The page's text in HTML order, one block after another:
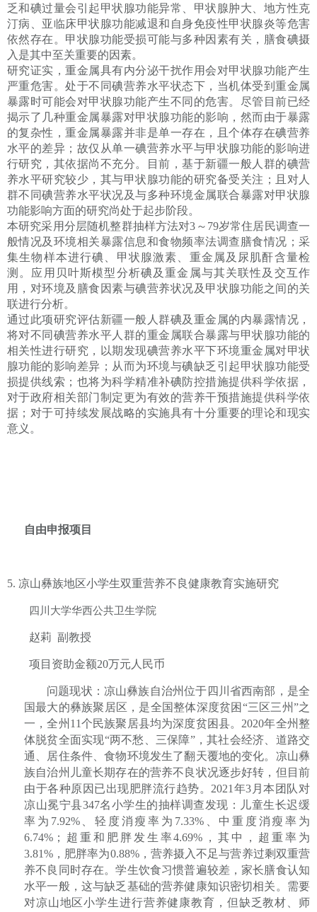
乏和碘过量会引起甲状腺功能异常、甲状腺肿大、地方性克
汀病、亚临床甲状腺功能减退和自身免疫性甲状腺炎等危害
依然存在。甲状腺功能受损可能与多种因素有关，膳食碘摄
入是其中至关重要的因素。
研究证实，重金属具有内分泌干扰作用会对甲状腺功能产生
严重危害。处于不同碘营养水平状态下，当机体受到重金属
暴露时可能会对甲状腺功能产生不同的危害。尽管目前已经
揭示了几种重金属暴露对甲状腺功能的影响，然而由于暴露
的复杂性，重金属暴露并非是单一存在，且个体存在碘营养
水平的差异；故仅从单一碘营养水平与甲状腺功能的影响进
行研究，其依据尚不充分。目前，基于新疆一般人群的碘营
养水平研究较少，其与甲状腺功能的研究备受关注；且对人
群不同碘营养水平状况及与多种环境金属联合暴露对甲状腺
功能影响方面的研究尚处于起步阶段。
本研究采用分层随机整群抽样方法对3 ～ 79岁常住居民调查一
般情况及环境相关暴露信息和食物频率法调查膳食情况；采
集生物样本进行碘、甲状腺激素、重金属及尿肌酐含量检
测。应用贝叶斯模型分析碘及重金属与其关联性及交互作
用，对环境及膳食因素与碘营养状况及甲状腺功能之间的关
联进行分析。
通过此项研究评估新疆一般人群碘及重金属的内暴露情况，
将对不同碘营养水平人群的重金属联合暴露与甲状腺功能的
相关性进行研究，以期发现碘营养水平下环境重金属对甲状
腺功能的影响差异；从而为环境与碘缺乏引起甲状腺功能受
损提供线索；也将为科学精准补碘防控措施提供科学依据，
对于政府相关部门制定更为有效的营养干预措施提供科学依
据 ；对于可持续发展战略的实施具有十分重要的理论和现实
意义。
自由申报项目
5. 凉山彝族地区小学生双重营养不良健康教育实施研究
四川大学华西公共卫生学院
赵莉 副教授
项目资助金额20万元人民币
问题现状：凉山彝族自治州位于四川省西南部，是全
国最大的彝族聚居区，是全国整体深度贫困 “三区三州”之
一，全州 11个民族聚居县均为深度贫困县。 2020年全州整
体脱贫全面实现“两不愁、三保障”，其社会经济、道路交
通、居住条件、食物环境发生了翻天覆地的变化。凉山彝
族自治州儿童长期存在的营养不良状况逐步好转，但目前
由于各种原因已出现肥胖流行趋势。 2021 年3 月本团队对
凉山冕宁县347名小学生的抽样调查发现：儿童生长迟缓
率为 7.92%、轻度消瘦率为 7.33%、中重度消瘦率为
6.74% ；超重和肥胖发生率4.69% ，其中，超重率为
3.81% ，肥胖率为0.88%，营养摄入不足与营养过剩双重营
养不良同时存在。学生饮食习惯普遍较差，家长膳食认知
水平一般，这与缺乏基础的营养健康知识密切相关。需要
对凉山地区小学生进行营养健康教育，但缺乏教材、师